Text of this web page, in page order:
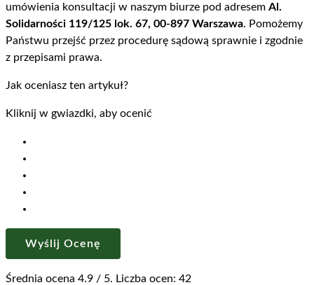
umówienia konsultacji w naszym biurze pod adresem Al.
Solidarności 119/125 lok. 67, 00-897 Warszawa. Pomożemy
Państwu przejść przez procedurę sądową sprawnie i zgodnie
z przepisami prawa.
Jak oceniasz ten artykuł?
Kliknij w gwiazdki, aby ocenić
Wyślij Ocenę
Średnia ocena 4.9 / 5. Liczba ocen: 42